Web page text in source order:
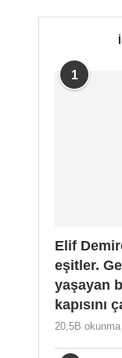
1
Elif
eşitler.
yaşayan
kapısını
20,5B okunma